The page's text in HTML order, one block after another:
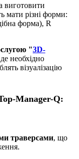
виготовити
мати різні форми:
форма), R
"3D-
необхідно
візуалізацію
Manager-Q:
траверсами, що